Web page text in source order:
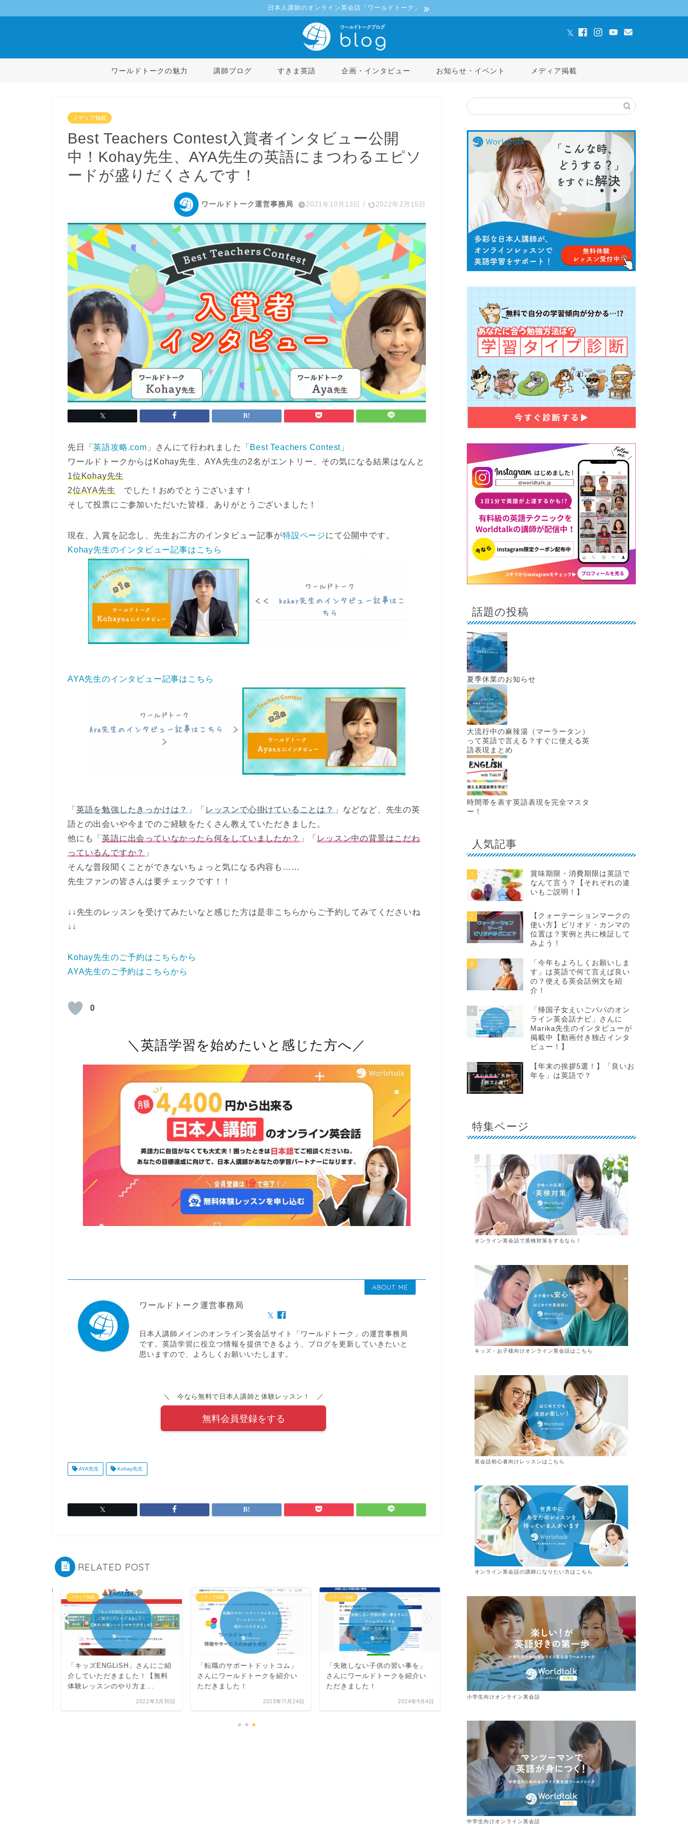
日本人講師のオンライン英会話「ワールドトーク」
ワールドトークの魅力 講師ブログ すきま英語 企画・インタビュー お知らせ・イベント メディア掲載
メディア掲載
Best Teachers Contest入賞者インタビュー公開
中！Kohay先生、AYA先生の英語にまつわるエピソ
ードが盛りだくさんです！
ワールドトーク運営事務局 2021年10月13日 / 2022年2月15日
先日「英語攻略.com 」さんにて行われました「 Best Teachers Contest 」
ワールドトークからはKohay先生、AYA先生の2名がエントリー、その気になる結果はなんと
1位Kohay先生
2位AYA先生でした！おめでとうございます！
そして投票にご参加いただいた皆様、ありがとうございました！
現在、入賞を記念し、先生お二方のインタビュー記事が特設ページにて公開中です。
Kohay先生のインタビュー記事はこちら
AYA先生のインタビュー記事はこちら
「 英語を勉強したきっかけは？ 」「 レッスンで心掛けていることは？
」などなど、先生の英
語との出会いや今までのご経験をたくさん教えていただきました。
他にも「英語に出会っていなかったら何をしていましたか？ 」「 レッスン中の背景はこだわ
っているんですか？
」
そんな普段聞くことができないちょっと気になる内容も……
先生ファンの皆さんは要チェックです！！
↓↓先生のレッスンを受けてみたいなと感じた方は是非こちらからご予約してみてくださいね
↓↓
Kohay先生のご予約はこちらから
AYA先生のご予約はこちらから
0
＼英語学習を始めたいと感じた方へ／
ABOUT ME
ワールドトーク運営事務局
日本人講師メインのオンライン英会話サイト「ワールドトーク」の運営事務局
です。英語学習に役立つ情報を提供できるよう、ブログを更新していきたいと
思いますので、よろしくお願いいたします。
＼ 今なら無料で日本人講師と体験レッスン！ ／
無料会員登録をする
AYA先生 Kohay先生
RELATED POST
メディア掲載
「キッズENGLiSH」さんにご紹
介していただきました！【無料
体験レッスンのやり方ま...
2022年3月30日
メディア掲載
「転職のサポートドットコム」
さんにワールドトークを紹介い
ただきました！
2023年11月24日
メディア掲載
「失敗しない子供の習い事を」
さんにワールドトークを紹介い
ただきました！
2024年9月4日
メディア掲載
「キッズENGLiSH」さんにご紹
介していただきました！【無料
体験レッスンのやり方ま...
2022年3月30日
メディア掲載
「転職のサポートドットコム」
さんにワールドトークを紹介い
ただきました！
話題の投稿
夏季休業のお知らせ
大流行中の麻辣湯（マーラータン）
って英語で言える？すぐに使える英
語表現まとめ
時間帯を表す英語表現を完全マスタ
ー！
人気記事
1
賞味期限・消費期限は英語で
なんて言う？【それぞれの違
いもご説明！】
2
【クォーテーションマークの
使い方】ピリオド・カンマの
位置は？実例と共に検証して
みよう！
3
「今年もよろしくお願いしま
す」は英語で何て言えば良い
の？使える英会話例文を紹
介！
4
「帰国子女えいごパパのオン
ライン英会話ナビ」さんに
Marika先生のインタビューが
掲載中【動画付き独占インタ
ビュー！】
5
【年末の挨拶5選！】「良いお
年を」は英語で？
特集ページ
オンライン英会話で英検対策をするなら！
キッズ・お子様向けオンライン英会話はこちら
英会話初心者向けレッスンはこちら
オンライン英会話の講師になりたい方はこちら
小学生向けオンライン英会話
中学生向けオンライン英会話